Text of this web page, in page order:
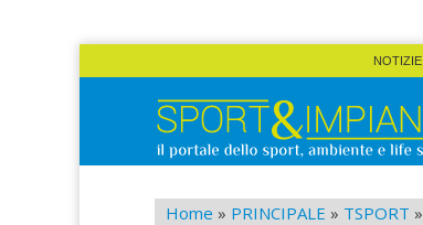
NOTIZIE
Sport&Impianti
Home » PRINCIPALE » TSPORT »